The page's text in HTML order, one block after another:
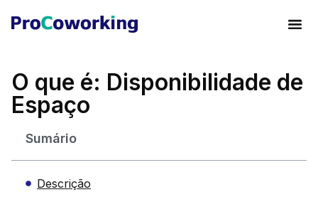
O que é: Disponibilidade de
Espaço
Sumário
Descrição